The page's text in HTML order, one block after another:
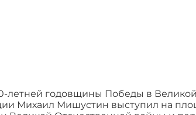
летней годовщины Победы в
Михаил Мишустин выступил на